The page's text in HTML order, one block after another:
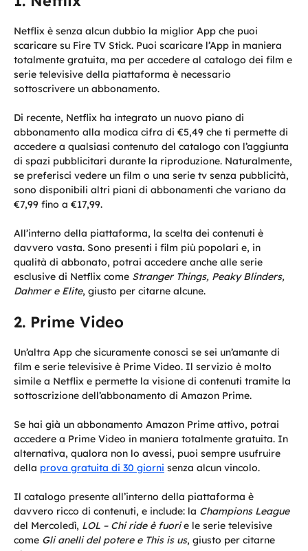
Netflix è senza alcun dubbio la miglior App che puoi
scaricare su Fire TV Stick. Puoi scaricare l’App in maniera
totalmente gratuita, ma per accedere al catalogo dei film e
serie televisive della piattaforma è necessario
sottoscrivere un abbonamento.
Di recente, Netflix ha integrato un nuovo piano di
abbonamento alla modica cifra di €5,49 che ti permette di
accedere a qualsiasi contenuto del catalogo con l’aggiunta
di spazi pubblicitari durante la riproduzione. Naturalmente,
se preferisci vedere un film o una serie tv senza pubblicità,
sono disponibili altri piani di abbonamenti che variano da
€7,99 fino a €17,99.
All’interno della piattaforma, la scelta dei contenuti è
davvero vasta. Sono presenti i film più popolari e, in
qualità di abbonato, potrai accedere anche alle serie
esclusive di Netflix come Stranger Things, Peaky Blinders,
Dahmer e Elite, giusto per citarne alcune.
Prime Video
Un’altra App che sicuramente conosci se sei un’amante di
film e serie televisive è Prime Video. Il servizio è molto
simile a Netflix e permette la visione di contenuti tramite la
sottoscrizione dell’abbonamento di Amazon Prime.
Se hai già un abbonamento Amazon Prime attivo, potrai
accedere a Prime Video in maniera totalmente gratuita. In
alternativa, qualora non lo avessi, puoi sempre usufruire
della prova gratuita di 30 giorni senza alcun vincolo.
Il catalogo presente all’interno della piattaforma è
davvero ricco di contenuti, e include: la Champions League
del Mercoledì, LOL – Chi ride è fuorie le serie televisive
come Gli anelli del potere e This is us, giusto per citarne